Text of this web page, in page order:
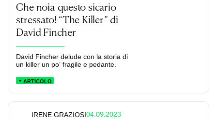
Che noia questo sicario
stressato! “The Killer” di
David Fincher
David Fincher delude con la storia di
un killer un po’ fragile e pedante.
ARTICOLO
IRENE GRAZIOSI04.09.2023